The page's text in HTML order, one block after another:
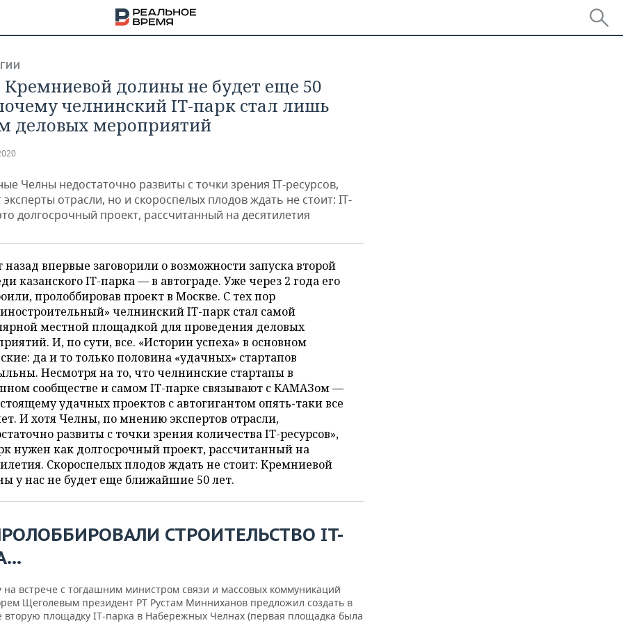
Кремниевой долины не будет еще 50
челнинский IT-парк стал лишь
деловых мероприятий
Челны недостаточно развиты с точки зрения IT-ресурсов,
отрасли, но и скороспелых плодов ждать не стоит: IT-
долгосрочный проект, рассчитанный на десятилетия
назад впервые заговорили о возможности запуска второй
казанского IT-парка — в автограде. Уже через 2 года его
пролоббировав проект в Москве. С тех пор
челнинский IT-парк стал самой
местной площадкой для проведения деловых
И, по сути, все. «Истории успеха» в основном
да и то только половина «удачных» стартапов
Несмотря на то, что челнинские стартапы в
сообществе и самом IT-парке связывают с КАМАЗом —
удачных проектов с автогигантом опять-таки все
И хотя Челны, по мнению экспертов отрасли,
развиты с точки зрения количества IT-ресурсов»,
нужен как долгосрочный проект, рассчитанный на
Скороспелых плодов ждать не стоит: Кремниевой
у нас не будет еще ближайшие 50 лет.
СТРОИТЕЛЬСТВО IT-
на встрече с тогдашним министром связи и массовых коммуникаций
Щеголевым президент РТ Рустам Минниханов предложил создать в
вторую площадку IT-парка в Набережных Челнах (первая площадка была